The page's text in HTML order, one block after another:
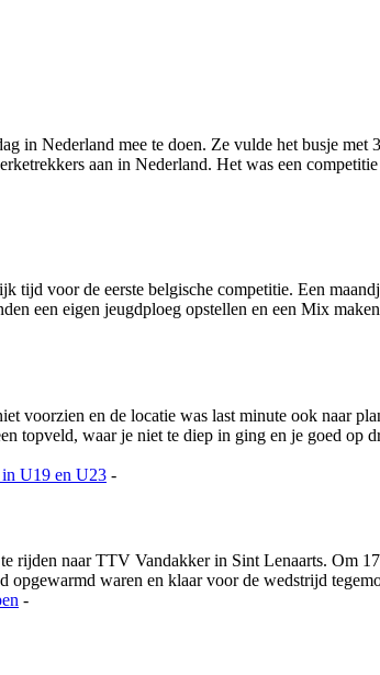
in Nederland mee te doen. Ze vulde het busje
aan in Nederland. Het was een
tijd voor de eerste belgische competitie. Een
een eigen jeugdploeg opstellen en een Mix
voorzien en de locatie was last minute ook naar
topveld, waar je niet te diep in ging en je goed op
in U19 en U23 -
rijden naar TTV Vandakker in Sint Lenaarts. Om
waren en klaar voor de wedstrijd
-